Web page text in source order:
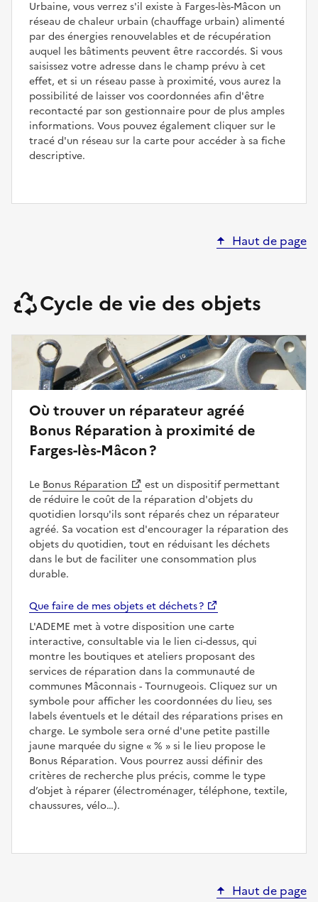
Urbaine, vous verrez s'il existe à Farges-lès-Mâcon un
réseau de chaleur urbain (chauffage urbain) alimenté
par des énergies renouvelables et de récupération
auquel les bâtiments peuvent être raccordés. Si vous
saisissez votre adresse dans le champ prévu à cet
effet, et si un réseau passe à proximité, vous aurez la
possibilité de laisser vos coordonnées afin d'être
recontacté par son gestionnaire pour de plus amples
informations. Vous pouvez également cliquer sur le
tracé d'un réseau sur la carte pour accéder à sa fiche
descriptive.
Haut de page
Cycle de vie des objets
Où trouver un réparateur agréé
Bonus Réparation à proximité de
Farges-lès-Mâcon ?
Le Bonus Réparation
est un dispositif permettant
de réduire le coût de la réparation d'objets du
quotidien lorsqu'ils sont réparés chez un réparateur
agréé. Sa vocation est d'encourager la réparation des
objets du quotidien, tout en réduisant les déchets
dans le but de faciliter une consommation plus
durable.
Que faire de mes objets et déchets ?
L'ADEME met à votre disposition une carte
interactive, consultable via le lien ci-dessus, qui
montre les boutiques et ateliers proposant des
services de réparation dans la communauté de
communes Mâconnais - Tournugeois. Cliquez sur un
symbole pour afficher les coordonnées du lieu, ses
labels éventuels et le détail des réparations prises en
charge. Le symbole sera orné d'une petite pastille
jaune marquée du signe
%
si le lieu propose le
Bonus Réparation. Vous pourrez aussi définir des
critères de recherche plus précis, comme le type
d’objet à réparer (électroménager, téléphone, textile,
chaussures, vélo…).
Haut de page